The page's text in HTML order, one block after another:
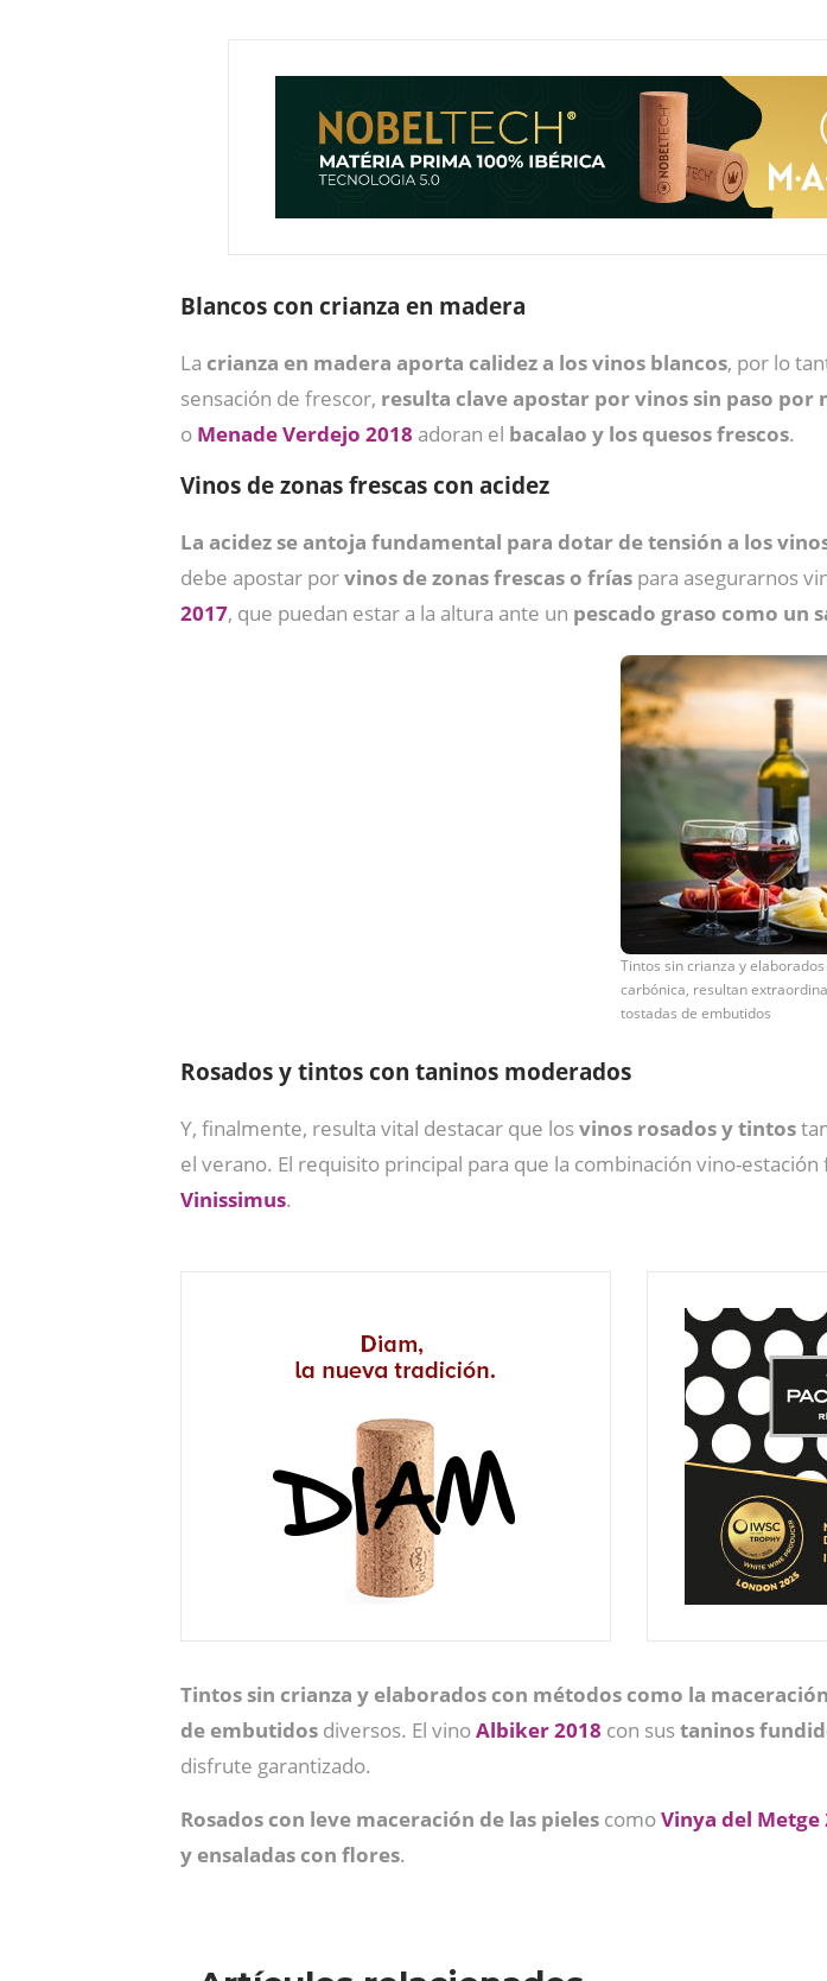
Blancos con crianza en madera
La crianza en madera aporta calidez a los vinos blancos, por lo
sensación de frescor, resulta clave apostar por vinos sin paso por
o Menade Verdejo 2018 adoran el bacalao y los quesos frescos.
Vinos de zonas frescas con acidez
La acidez se antoja fundamental para dotar de tensión a los
debe apostar porvinos de zonas frescas o frías para asegurarnos
2017, que puedan estar a la altura ante un pescado graso como un
Tintos sin crianza y
carbónica, resultan
tostadas de embutidos
Rosados y tintos con taninos moderados
Y, finalmente, resulta vital destacar que losvinos rosados y tintos
el verano. El requisito principal para que la combinación vino-
Vinissimus.
Tintos sin crianza y elaborados con métodos como la
de embutidos diversos. El vinoAlbiker 2018 con sustaninos
disfrute garantizado.
Rosados con leve maceración de las pieles comoVinya del Metge
y ensaladas con flores.